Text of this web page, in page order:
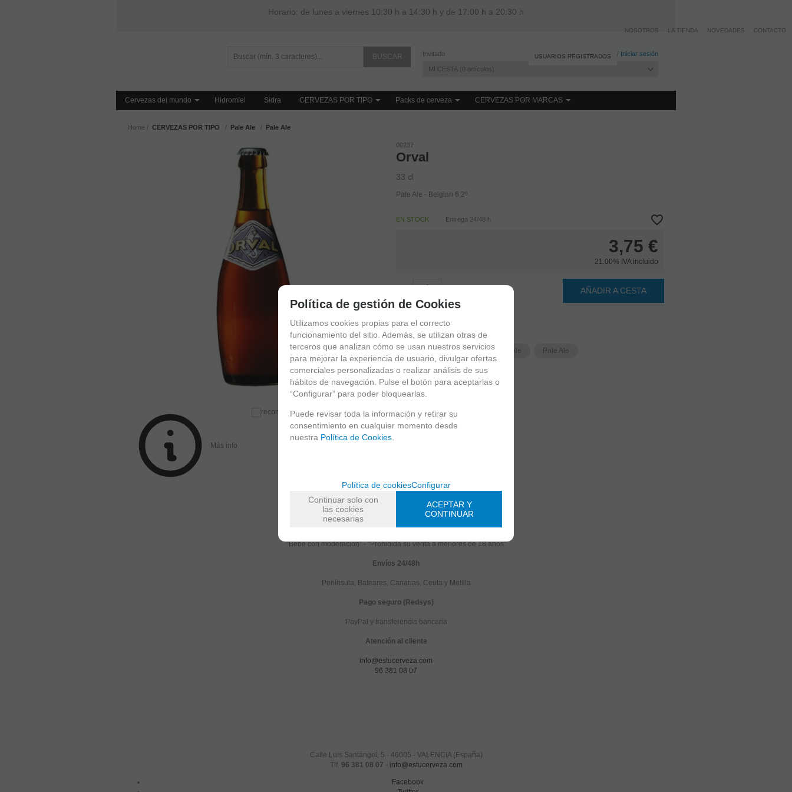
Horario: de lunes a viernes 10:30 h a 14:30 h y de 17:00 h a 20:30 h
Invitado Registro / Iniciar sesión
MI CESTA 0 artículos
USUARIOS REGISTRADOS
Cervezas del mundo Hidromiel Sidra CERVEZAS POR TIPO Packs de cerveza CERVEZAS POR MARCAS
Home CERVEZAS POR TIPO Pale Ale Pale Ale
Más info
Recomendar
00237
Orval
33 cl
Pale Ale - Belgian 6,2º
EN STOCK Entrega 24/48 h
3,75 €
21.00% IVA incluido
-
unidades
+ AÑADIR A CESTA
Familias relacionadas
Europa Bélgica Pale Ale Pale Ale
"Bebe con moderación" - "Prohibida su venta a menores de 18 años"
Envíos 24/48h
Península, Baleares, Canarias, Ceuta y Melilla
Pago seguro (Redsys)
PayPal y transferencia bancaria
Atención al cliente
info@estucerveza.com
96 381 08 07
Calle Luis Santángel, 5 · 46005 - VALENCIA (España)
Tlf. 96 381 08 07 - info@estucerveza.com
Facebook
NOSOTROS LA TIENDA NOVEDADES CONTACTO
Política de gestión de Cookies
Utilizamos cookies propias para el correcto
funcionamiento del sitio. Además, se utilizan otras de
terceros que analizan cómo se usan nuestros servicios
para mejorar la experiencia de usuario, divulgar ofertas
comerciales personalizadas o realizar análisis de sus
hábitos de navegación. Pulse el botón para aceptarlas o
“Configurar” para poder bloquearlas.
Puede revisar toda la información y retirar su
consentimiento en cualquier momento desde
nuestra Política de Cookies
Política de cookiesConfigurar
Continuar solo con
las cookies
necesarias
ACEPTAR Y
CONTINUAR